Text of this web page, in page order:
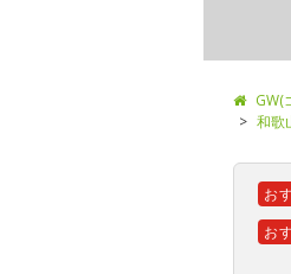
GW(
和歌
お
お